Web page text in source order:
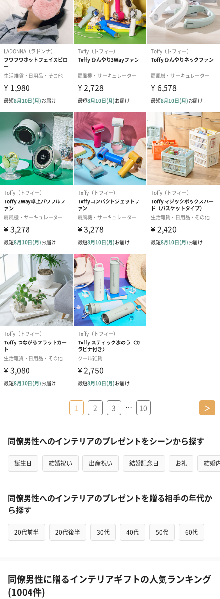
1 2 3 … 10 ＞
同僚男性へのインテリアのプレゼントをシーンから探す
誕生日 結婚祝い 出産祝い 結婚記念日 お礼 結婚
同僚男性へのインテリアのプレゼントを贈る相手の年代か
ら探す
20代前半 20代後半 30代 40代 50代 60代
同僚男性に贈るインテリアギフトの人気ランキング
(1004件)